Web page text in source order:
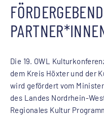
Die 19. OWL
dem Kreis Höxter und der
wird gefördert vom
des Landes Nordrhein-
Regionales Kultur